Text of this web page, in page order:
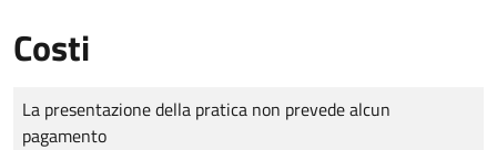
Costi
Tipo di pagamento
Importo
La presentazione della pratica non prevede alcun
pagamento